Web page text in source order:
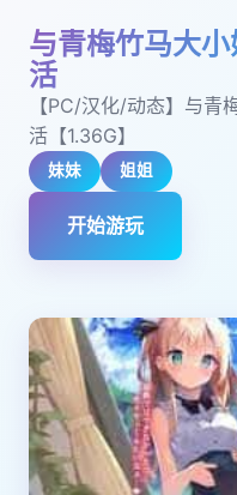
与青梅竹马大
活
【PC/汉化/动态】与青
活【1.36G】
妹妹 姐姐
开始游玩